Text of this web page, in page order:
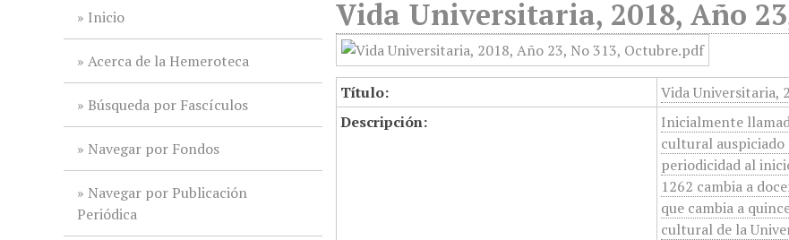
Inicio
Acerca de la Hemeroteca
Búsqueda por Fascículos
Navegar por Fondos
Navegar por Publicación
Periódica
Vida Universitaria, 2018, Año
Título:
Vida Universitaria,
Descripción:
Inicialmente
cultural
periodicidad al
1262 cambia a
que cambia a
cultural de la